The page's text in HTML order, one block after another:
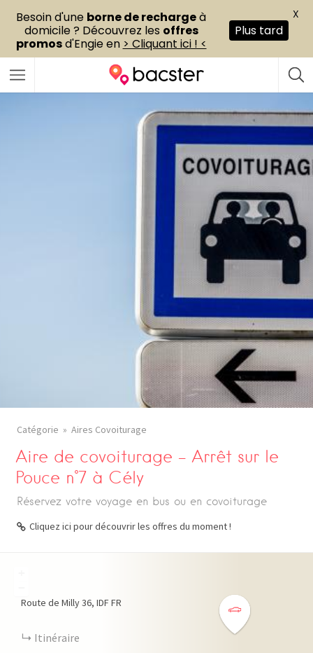
Catégorie Aires Covoiturage
Aire de covoiturage – Arrêt sur le
Pouce n°7 à Cély
Réservez votre voyage en bus ou en covoiturage
Cliquez ici pour découvrir les offres du moment !
Route de Milly36 IDF FR
Itinéraire
Besoin d'une borne de rechargeà
domicile ? Découvrez les offres
promosd'Engie en > Cliquant ici ! <
Plus tard
X